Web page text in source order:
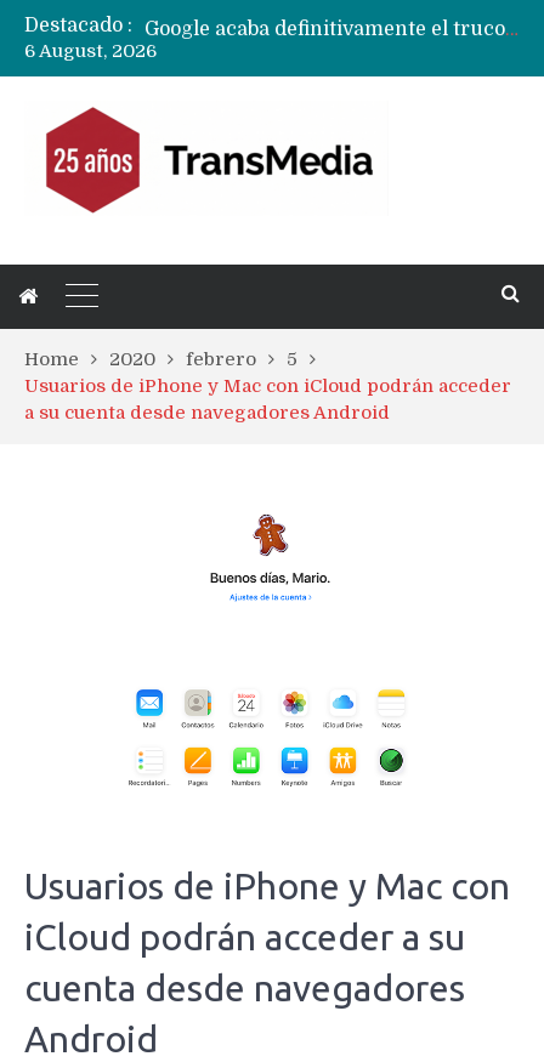
Destacado :
6 August, 2026
Home 2020 febrero
5
Usuarios de iPhone y Mac con iCloud podrán acceder
a su cuenta desde navegadores Android
Usuarios de iPhone y Mac con
iCloud podrán acceder a su
cuenta desde navegadores
Android